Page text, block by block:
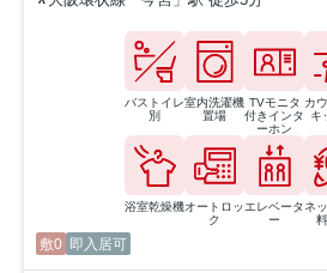
バストイレ
別
室内洗濯機
置場
TVモニタ
付きインタ
ーホン
カ
キ
浴室乾燥機オートロッ
ク
エレベータ
ー
ネ
敷0 即入居可